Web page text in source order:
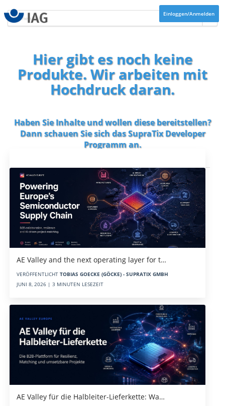
Einloggen/Anmelden
Hier gibt es noch keine
Produkte. Wir arbeiten mit
Hochdruck daran.
Haben Sie Inhalte und wollen diese bereitstellen?
Dann schauen Sie sich dasSupraTix Developer
Programman.
AE Valley and the next operating layer for t…
VERÖFFENTLICHT TOBIAS GOECKE (GÖCKE) - SUPRATIX GMBH
JUNI 8, 2026 | 3 MINUTEN LESEZEIT
AE Valley für die Halbleiter-Lieferkette: Wa…